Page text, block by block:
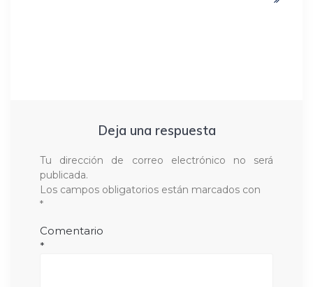
Deja una respuesta
Tu dirección de correo electrónico no será
publicada.
Los campos obligatorios están marcados con
*
Comentario
*